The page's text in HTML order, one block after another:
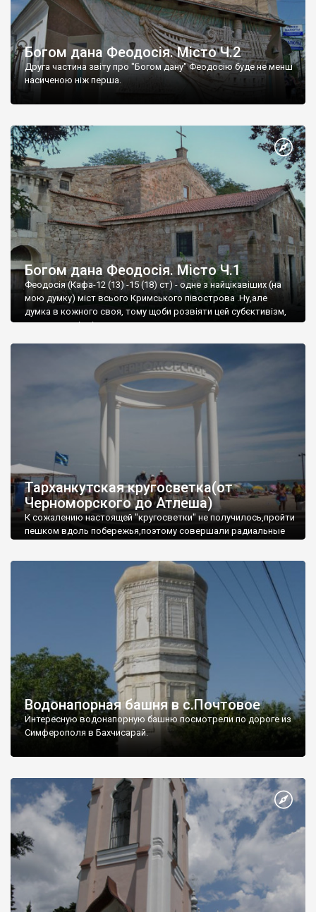
Богом дана Феодосія. Місто Ч.2
Друга частина звіту про "Богом дану" Феодосію буде не менш
насиченою ніж перша.
Богом дана Феодосія. Місто Ч.1
Феодосія (Кафа-12 (13) -15 (18) ст) - одне з найцікавіших (на
мою думку) міст всього Кримського півострова .Ну,але
думка в кожного своя, тому щоби розвіяти цей субєктивізм,
запрошую відвідати це
Тарханкутская кругосветка(от
Черноморского до Атлеша)
К сожалению настоящей "кругосветки" не получилось,пройти
пешком вдоль побережья,поэтому совершали радиальные
Водонапорная башня в с.Почтовое
Интересную водонапорную башню посмотрели по дороге из
Симферополя в Бахчисарай.